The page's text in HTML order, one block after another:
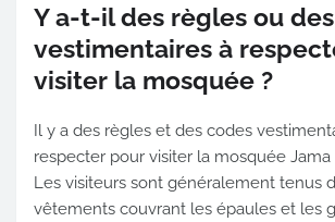
Y a-t-il des règles ou
vestimentaires à
visiter la mosquée ?
Il y a des règles et des codes
respecter pour visiter la mosquée Jama
Les visiteurs sont généralement tenus
vêtements couvrant les épaules et les